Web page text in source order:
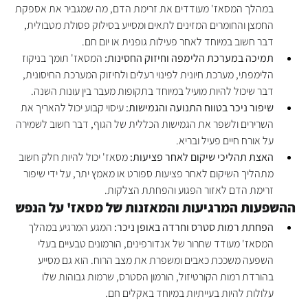
במהלך המסאז' מעודדים את זרימת הדם, מה שמגביר את אספקת
החמצן והחומרים המזינים לתאים ומסייע בסילוק פסולת מטבולית,
דבר חשוב במיוחד לאחר פעילות גופנית או יום חם.
תמיכה במערכת הלימפה וחיזוק החסינות: המסאז' תומך בניקוז
הלימפתי, מערכת חיונית לפינוי רעלים ולחיזוק המערכת החיסונית,
דבר שיכול להיות מועיל במיוחד בתקופות מעבר בין עונות השנה.
שיפור ניכר בטווח התנועה והגמישות: עיסוי קבוע יכול להאריך את
השרירים ולשפר את הגמישות הכללית של הגוף, דבר חשוב לשמירה
על אורח חיים פעיל ובריא.
האצת תהליכי שיקום לאחר פציעות: מסאז' יכול להיות חלק חשוב
מתהליך השיקום לאחר פציעות ספורט או מאמץ יתר, על ידי שיפור
זרימת הדם לאזור הפגוע והפחתת הצלקות.
ההשפעות המרגיעות והמאזנות של מסאז' על הנפש
הפחתת רמות סטרס וחרדה באופן ניכר: המגע המרגיע במהלך
המסאז' מעודד שחרור של אנדורפינים, הורמונים טבעיים בעלי
השפעה משככת כאבים ומשפרת את מצב הרוח. הוא גם מסייע
בהורדת רמות הקורטיזול, הורמון הסטרס, שרמות גבוהות שלו
עלולות להיות בעייתיות במיוחד באקלים חם.